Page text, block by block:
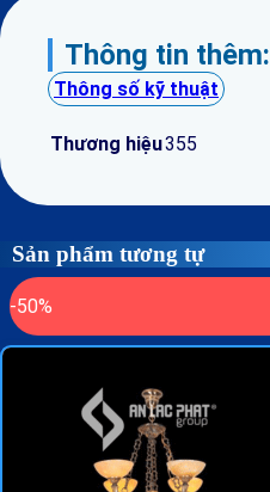
Thông tin thêm:
Thông số kỹ thuật
Thương hiệu355
Sản phẩm tương tự
-50%